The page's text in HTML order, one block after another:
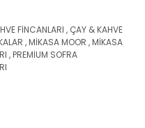
FİNCANLARI , ÇAY & KAHVE
,MİKASA MOOR ,MİKASA
,PREMİUM SOFRA